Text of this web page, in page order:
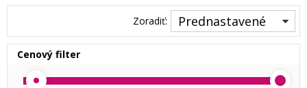
Zoradiť: Prednastavené
Cenový filter